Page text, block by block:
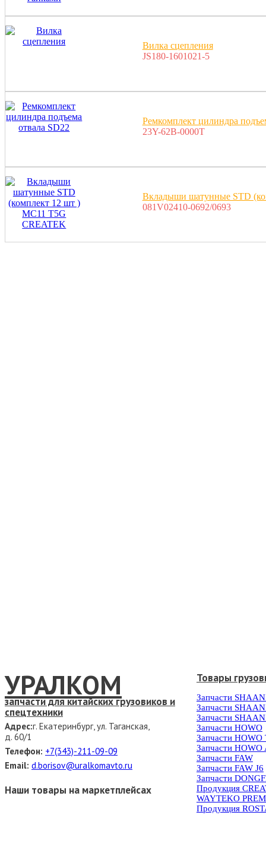
Вилка сцепления
JS180-1601021-5
Ремкомплект цилиндра
23Y-62B-0000T
Вкладыши шатунные STD
081V02410-0692/0693
УРАЛКОМ
запчасти для китайских грузовиков и
спецтехники
Адрес:г. Екатеринбург, ул. Таганская,
д. 60/1
Телефон: +7(343)-211-09-09
Email: d.borisov@uralkomavto.ru
Наши товары на маркетплейсах
Товары
Запчасти
Запчасти
Запчасти
Запчасти HOWO
Запчасти HOWO
Запчасти HOWO
Запчасти FAW
Запчасти FAW J6
Запчасти
Продукция
WAYTEKO
Продукция